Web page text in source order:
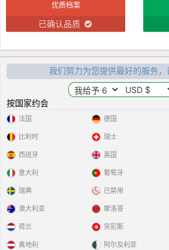
优质档案
已确认品质
我们努力为您提供最好的服务，
按国家约会
法国
比利时
西班牙
意大利
瑞典
德国
瑞士
英国
葡萄牙
已禁用
澳大利亚
荷兰
奥地利
摩洛哥
突尼斯
阿尔及利亚